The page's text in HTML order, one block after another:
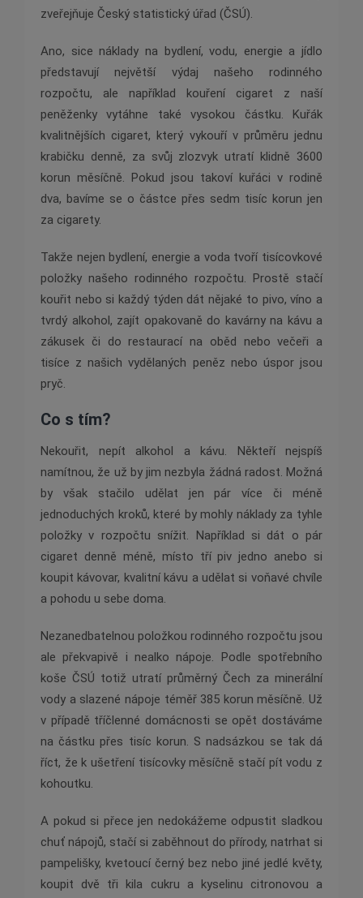
zveřejňuje Český statistický úřad (ČSÚ).
Ano, sice náklady na bydlení, vodu, energie a jídlo
představují největší výdaj našeho rodinného
rozpočtu, ale například kouření cigaret z naší
peněženky vytáhne také vysokou částku. Kuřák
kvalitnějších cigaret, který vykouří v průměru jednu
krabičku denně, za svůj zlozvyk utratí klidně 3600
korun měsíčně. Pokud jsou takoví kuřáci v rodině
dva, bavíme se o částce přes sedm tisíc korun jen
za cigarety.
Takže nejen bydlení, energie a voda tvoří tisícovkové
položky našeho rodinného rozpočtu. Prostě stačí
kouřit nebo si každý týden dát nějaké to pivo, víno a
tvrdý alkohol, zajít opakovaně do kavárny na kávu a
zákusek či do restaurací na oběd nebo večeři a
tisíce z našich vydělaných peněz nebo úspor jsou
pryč.
Co s tím?
Nekouřit, nepít alkohol a kávu. Někteří nejspíš
namítnou, že už by jim nezbyla žádná radost. Možná
by však stačilo udělat jen pár více či méně
jednoduchých kroků, které by mohly náklady za tyhle
položky v rozpočtu snížit. Například si dát o pár
cigaret denně méně, místo tří piv jedno anebo si
koupit kávovar, kvalitní kávu a udělat si voňavé chvíle
a pohodu u sebe doma.
Nezanedbatelnou položkou rodinného rozpočtu jsou
ale překvapivě i nealko nápoje. Podle spotřebního
koše ČSÚ totiž utratí průměrný Čech za minerální
vody a slazené nápoje téměř 385 korun měsíčně. Už
v případě tříčlenné domácnosti se opět dostáváme
na částku přes tisíc korun. S nadsázkou se tak dá
říct, že k ušetření tisícovky měsíčně stačí pít vodu z
kohoutku.
A pokud si přece jen nedokážeme odpustit sladkou
chuť nápojů, stačí si zaběhnout do přírody, natrhat si
pampelišky, kvetoucí černý bez nebo jiné jedlé květy,
koupit dvě tři kila cukru a kyselinu citronovou a